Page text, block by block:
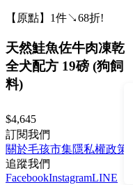
【原點】1件↘68折!
天然鮭魚佐牛肉凍乾
全犬配方 19磅 (狗飼
料)
$4,645
訂閱我們
關於毛孩市集隱私權政策
追蹤我們
FacebookInstagramLINE